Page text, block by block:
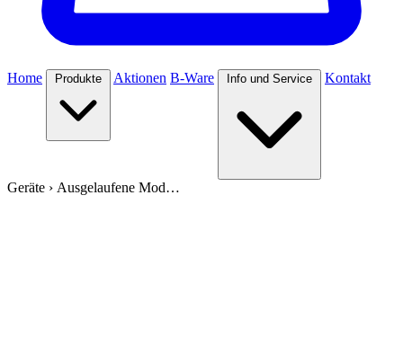
Home Produkte Aktionen B-Ware Info und Service Kontakt
Geräte › Ausgelaufene Mod…